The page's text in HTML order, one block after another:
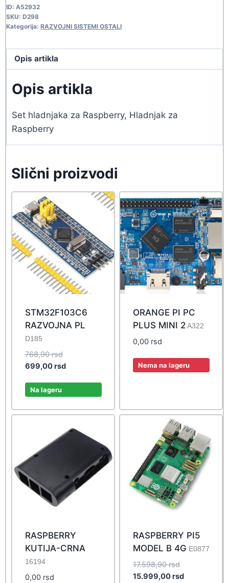
D298
quantity
ID: A52932
SKU: D298
Kategorija: RAZVOJNI SISTEMI OSTALI
Opis artikla
Opis artikla
Set hladnjaka za Raspberry, Hladnjak za
Raspberry
Slični proizvodi
STM32F103C6
RAZVOJNA PL
D185
768,90rsdOriginal
price
699,00rsdCurrent
Na lageru
ORANGE PI PC
PLUS MINI 2A322
0,00 rsd
Nema na lageru
RASPBERRY
KUTIJA-CRNA
16194
0,00 rsd
RASPBERRY PI5
MODEL B 4G E0877
17.598,90rsdOriginal
price
15.999,00rsdCurrent